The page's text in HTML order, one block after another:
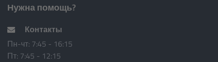
Нужна помощь?
Контакты
Пн-чт: 7:45 - 16:15
Пт: 7:45 - 12:15